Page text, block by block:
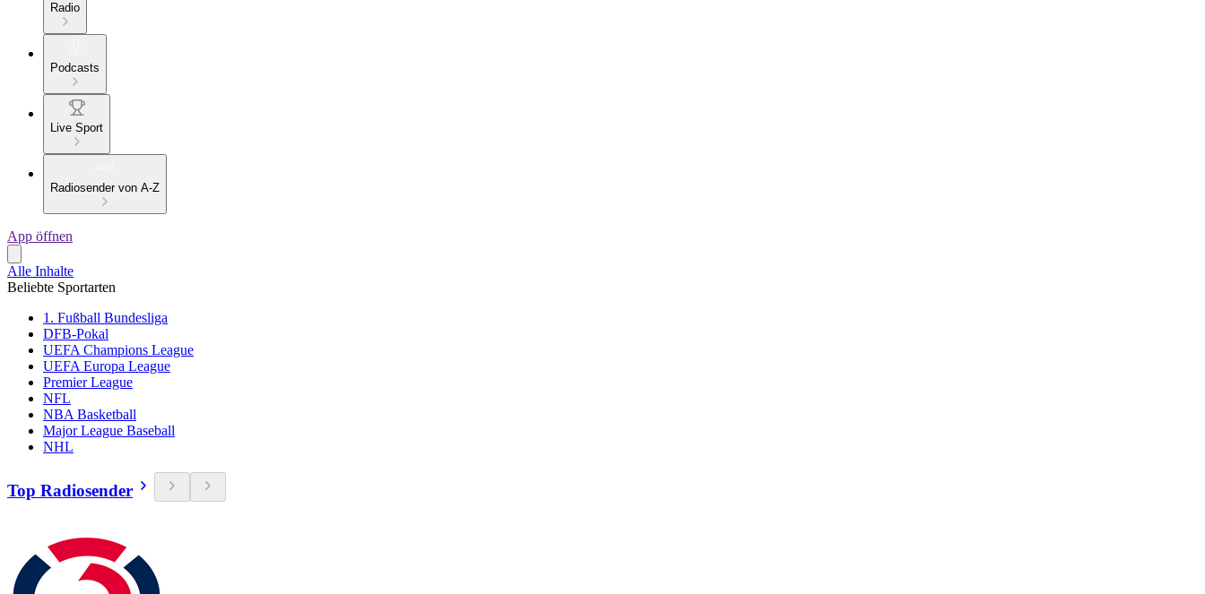
Radio
Podcasts
Live Sport
Radiosender von A-Z
App öffnen
Alle Inhalte
Beliebte Sportarten
1. Fußball Bundesliga
DFB-Pokal
UEFA Champions League
UEFA Europa League
Premier League
NFL
NBA Basketball
Major League Baseball
NHL
Top Radiosender